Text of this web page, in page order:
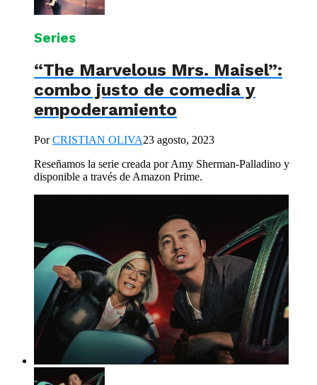
Series
“The Marvelous Mrs. Maisel”:
combo justo de comedia y
empoderamiento
PorCRISTIAN OLIVA23 agosto, 2023
Reseñamos la serie creada por Amy Sherman-Palladino y
disponible a través de Amazon Prime.